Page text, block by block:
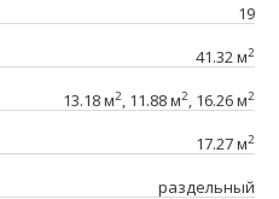
19
41.32 м2
13.18 м2, 11.88 м2, 16.26 м2
17.27 м2
раздельный